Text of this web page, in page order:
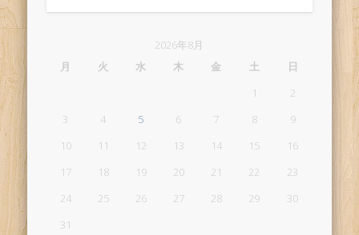
2026年8月
月
火 水 木 金 土 日
1
2
3
4 5 6 7 8
9
10
11 12 13 14 15
16
17
18 19 20 21 22
23
24
25 26 27 28 29
30
31